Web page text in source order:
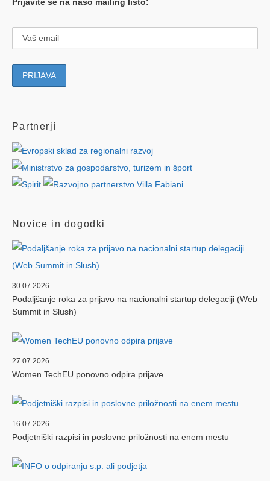
Partnerji
Novice in dogodki
30.07.2026
Podaljšanje roka za prijavo na nacionalni startup delegaciji (Web
Summit in Slush)
27.07.2026
Women TechEU ponovno odpira prijave
16.07.2026
Podjetniški razpisi in poslovne priložnosti na enem mestu